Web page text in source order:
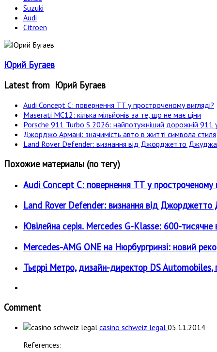
Suzuki
Audi
Citroen
Юрий Бугаев
Latest from Юрий Бугаев
Audi Concept C: повернення ТТ у простроченому вигляді?
Maserati MC12: кілька мільйонів за те, що не має ціни
Porsche 911 Turbo S 2026: найпотужніший дорожній 911
Джорджо Армані: значимість авто в житті символа стиля
Land Rover Defender: визнання від Джорджетто
Похожие материалы (по тегу)
Audi Concept C: повернення ТТ у простроченому
Land Rover Defender: визнання від
Ювілейна серія. Mercedes G-Klasse: 600-тисячне
Mercedes-AMG ONE на Нюрбургринзі: новий
Тьєррі Метро, дизайн-директор DS
Comment
casino schweiz legal 05.11.2014
References: